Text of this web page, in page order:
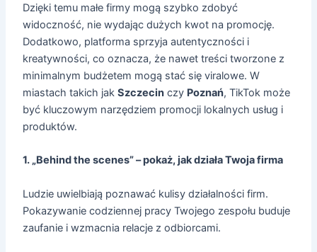
Dzięki temu małe firmy mogą szybko zdobyć
widoczność, nie wydając dużych kwot na promocję.
Dodatkowo, platforma sprzyja autentyczności i
kreatywności, co oznacza, że nawet treści tworzone z
minimalnym budżetem mogą stać się viralowe. W
miastach takich jakSzczecin czy Poznań, TikTok może
być kluczowym narzędziem promocji lokalnych usług i
produktów.
1. „Behind the scenes” – pokaż, jak działa Twoja firma
Ludzie uwielbiają poznawać kulisy działalności firm.
Pokazywanie codziennej pracy Twojego zespołu buduje
zaufanie i wzmacnia relacje z odbiorcami.